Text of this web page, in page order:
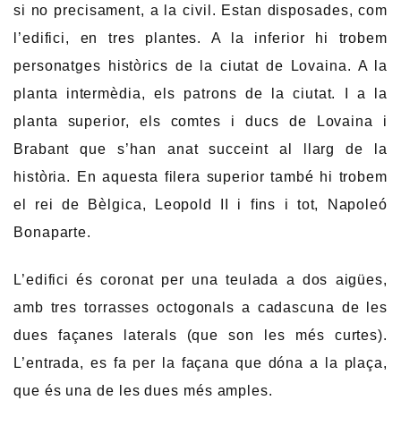
si no precisament, a la civil. Estan disposades, com
l’edifici, en tres plantes. A la inferior hi trobem
personatges històrics de la ciutat de Lovaina. A la
planta intermèdia, els patrons de la ciutat. I a la
planta superior, els comtes i ducs de Lovaina i
Brabant que s’han anat succeint al llarg de la
història. En aquesta filera superior també hi trobem
el rei de Bèlgica, Leopold II i fins i tot, Napoleó
Bonaparte.
L’edifici és coronat per una teulada a dos aigües,
amb tres torrasses octogonals a cadascuna de les
dues façanes laterals (que son les més curtes).
L’entrada, es fa per la façana que dóna a la plaça,
que és una de les dues més amples.